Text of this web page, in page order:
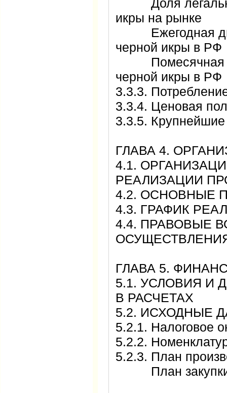
Доля
икры на рынке
Ежегодная
черной икры в
Помесячная
черной икры в
3.3.3.
3.3.4. Ценовая
3.3.5.
ГЛАВА 4.
4.1.
РЕАЛИЗАЦИИ
4.2.
4.3. ГРАФИК
4.4. ПРАВОВЫЕ
ГЛАВА 5.
5.1. УСЛОВИЯ И
В РАСЧЕТАХ
5.2.
5.2.1.
5.2.2.
5.2.3. План
План закупки